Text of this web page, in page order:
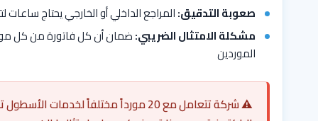
صعوبة التدقيق:المراجع الداخلي أو الخارجي يحتاج
مشكلة الامتثال الضريبي:ضمان أن كل فاتورة من كل
الموردين
⚠️ شركة تتعامل مع 20 مورداً مختلفاً